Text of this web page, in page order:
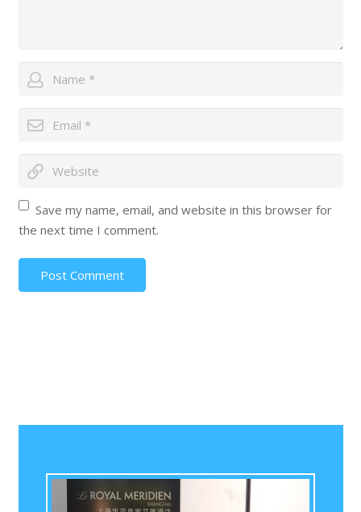
Save my name, email, and website in this browser for
the next time I comment.
Post Comment